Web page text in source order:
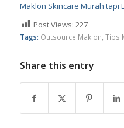
Maklon Skincare Murah tapi
Post Views: 227
Tags: Outsource Maklon, Tips
Share this entry